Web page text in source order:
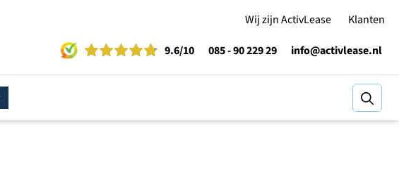
Wij zijn ActivLease
Klanten
9.6/10 085 - 90 229 29 info@activlease.nl